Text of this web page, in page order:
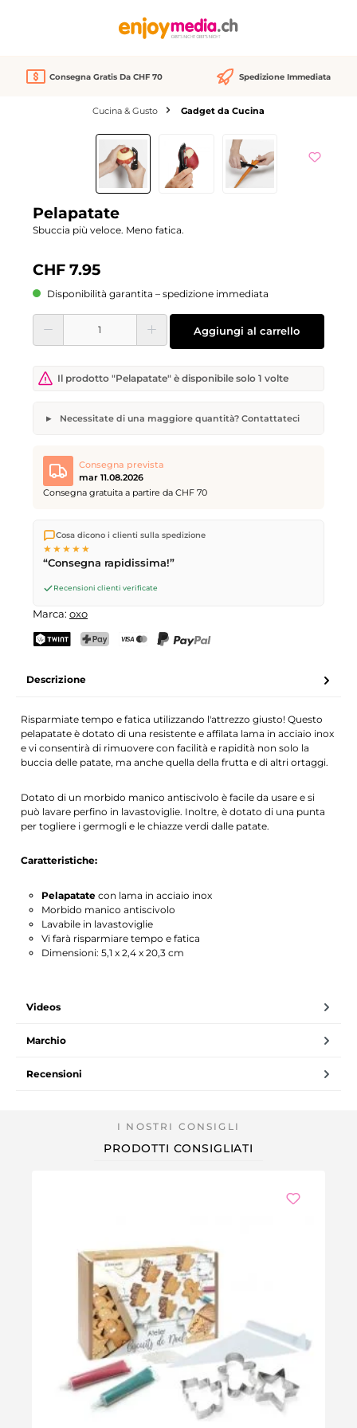
Consegna Gratis Da CHF 70 Spedizione Immediata
Cucina & Gusto Gadget da Cucina
Salta la galleria di immagini
Pelapatate
Sbuccia più veloce. Meno fatica.
CHF 7.95
Disponibilità garantita – spedizione immediata
Quantità del prodotto: inserisci la quantità desiderata o usa i pulsanti per
Aggiungi al carrello
Il prodotto "Pelapatate" è disponibile solo 1 volte
Necessitate di una maggiore quantità? Contattateci
Quantità desiderata
Il vostro nome Indirizzo e-mail
Invia richiesta
Consegna prevista
mar 11.08.2026
Consegna gratuita a partire da CHF 70
Spediamo direttamente dal nostro magazzino a Kriens, in
Svizzera.Consegna gratuitaa partire da
effettuati entro le
giorno lavorativo successivo
Cosa dicono i clienti sulla spedizione
★★★★★
“Consegna rapidissima!”
Recensioni clienti verificate
Marca: oxo
Descrizione
Risparmiate tempo e fatica utilizzando l'attrezzo giusto! Questo
pelapatate è dotato di una resistente e affilata lama in acciaio inox
e vi consentirà di rimuovere con facilità e rapidità non solo la
buccia delle patate, ma anche quella della frutta e di altri ortaggi.
Dotato di un morbido manico antiscivolo è facile da usare e si
può lavare perfino in lavastoviglie. Inoltre, è dotato di una punta
per togliere i germogli e le chiazze verdi dalle patate.
Caratteristiche:
Pelapatatecon lama in acciaio inox
Morbido manico antiscivolo
Lavabile in lavastoviglie
Vi farà risparmiare tempo e fatica
Dimensioni: 5,1 x 2,4 x 20,3 cm
Videos
Marchio
Recensioni
PRODOTTI CONSIGLIATI